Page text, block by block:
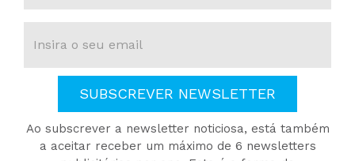
SUBSCREVER NEWSLETTER
Ao subscrever a newsletter noticiosa, está também
a aceitar receber um máximo de 6 newsletters